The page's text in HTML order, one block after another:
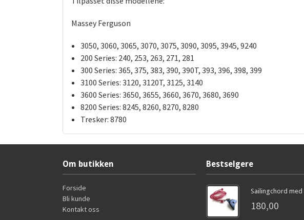
Massey Ferguson
3050, 3060, 3065, 3070, 3075, 3090, 3095, 3945, 9240
200 Series: 240, 253, 263, 271, 281
300 Series: 365, 375, 383, 390, 390T, 393, 396, 398, 399
3100 Series: 3120, 3120T, 3125, 3140
3600 Series: 3650, 3655, 3660, 3670, 3680, 3690
8200 Series: 8245, 8260, 8270, 8280
Tresker: 8780
Om butikken
Forside
Bli kunde
Kontakt oss
Bestselgere
Sailingchord med
180,00